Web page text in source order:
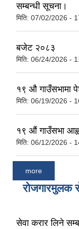
सम्बन्धी सूचना।
मिति: 07/02/2026 -
बजेट २०८३
मिति: 06/24/2026 -
१९ औ गाउँसभामा
मिति: 06/19/2026 -
१९ औं गाउँसभा
मिति: 06/12/2026 -
more
रोजगारमुलक
सेवा करार लिने